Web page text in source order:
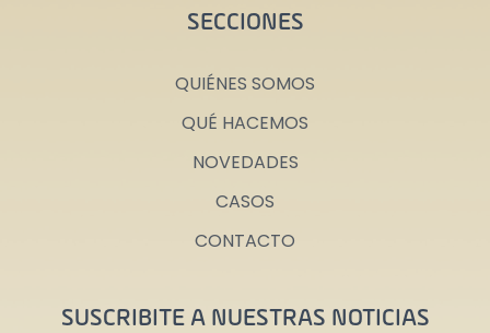
SECCIONES
QUIÉNES SOMOS
QUÉ HACEMOS
NOVEDADES
CASOS
CONTACTO
SUSCRIBITE A NUESTRAS NOTICIAS